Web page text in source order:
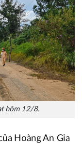
hôm 12/8.
Hoàng An Gia